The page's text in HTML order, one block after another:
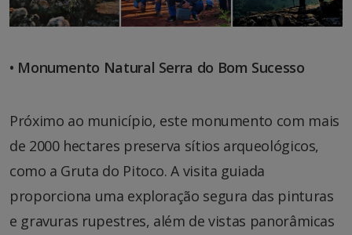
• Monumento Natural Serra do Bom Sucesso
Próximo ao município, este monumento com mais
de 2000 hectares preserva sítios arqueológicos,
como a Gruta do Pitoco. A visita guiada
proporciona uma exploração segura das pinturas
e gravuras rupestres, além de vistas panorâmicas